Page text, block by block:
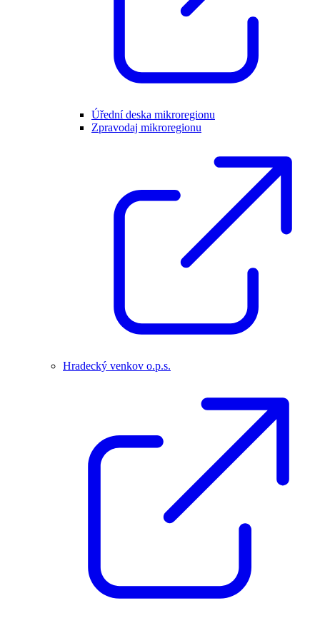
Úřední deska mikroregionu
Zpravodaj mikroregionu
Hradecký venkov o.p.s.